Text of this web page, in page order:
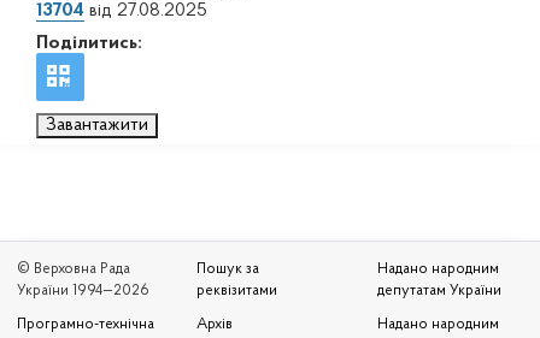
13704 від 27.08.2025
Поділитись:
Завантажити
© Верховна Рада
України 1994—2026
Програмно-технічна
Пошук за
реквізитами
Архів
Надано народним
депутатам України
Надано народним